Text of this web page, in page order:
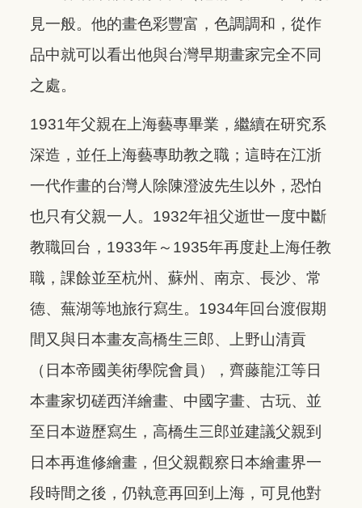
見一般。他的畫色彩豐富，色調調和，從作
品中就可以看出他與台灣早期畫家完全不同
之處。
1931年父親在上海藝專畢業，繼續在研究系
深造，並任上海藝專助教之職；這時在江浙
一代作畫的台灣人除陳澄波先生以外，恐怕
也只有父親一人。1932年祖父逝世一度中斷
教職回台，1933年～1935年再度赴上海任教
職，課餘並至杭州、蘇州、南京、長沙、常
德、蕪湖等地旅行寫生。1934年回台渡假期
間又與日本畫友高橋生三郎、上野山清貢
（日本帝國美術學院會員），齊藤龍江等日
本畫家切磋西洋繪畫、中國字畫、古玩、並
至日本遊歷寫生，高橋生三郎並建議父親到
日本再進修繪畫，但父親觀察日本繪畫界一
段時間之後，仍執意再回到上海，可見他對